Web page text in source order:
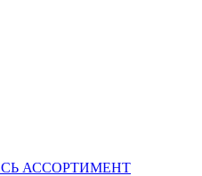
АССОРТИМЕНТ